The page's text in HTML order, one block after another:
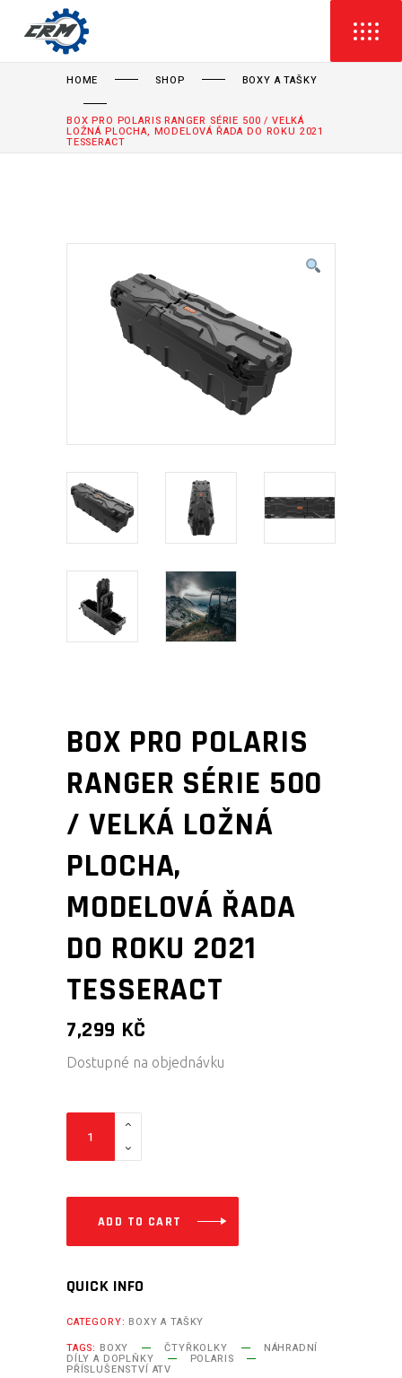
HOME SHOP BOXY A TAŠKY
BOX PRO POLARIS RANGER SÉRIE 500 / VELKÁ
LOŽNÁ PLOCHA, MODELOVÁ ŘADA DO ROKU 2021
TESSERACT
BOX PRO POLARIS
RANGER SÉRIE 500
/ VELKÁ LOŽNÁ
PLOCHA,
MODELOVÁ ŘADA
DO ROKU 2021
TESSERACT
7,299 KČ
Dostupné na objednávku
RANGER
SÉRIE
500
VELKÁ
LOŽNÁ
PLOCHA,
MODELOVÁ
ADD TO CART
QUICK INFO
CATEGORY: BOXY A TAŠKY
TAGS: BOXY ČTYŘKOLKY NÁHRADNÍ
DÍLY A DOPLŇKY POLARIS
PŘÍSLUŠENSTVÍ ATV